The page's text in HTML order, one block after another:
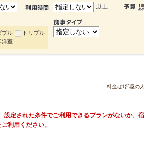
ブル
トリプル
洋室
料金は1部屋の
設定された条件でご利用できるプランがないか、
利用ください。